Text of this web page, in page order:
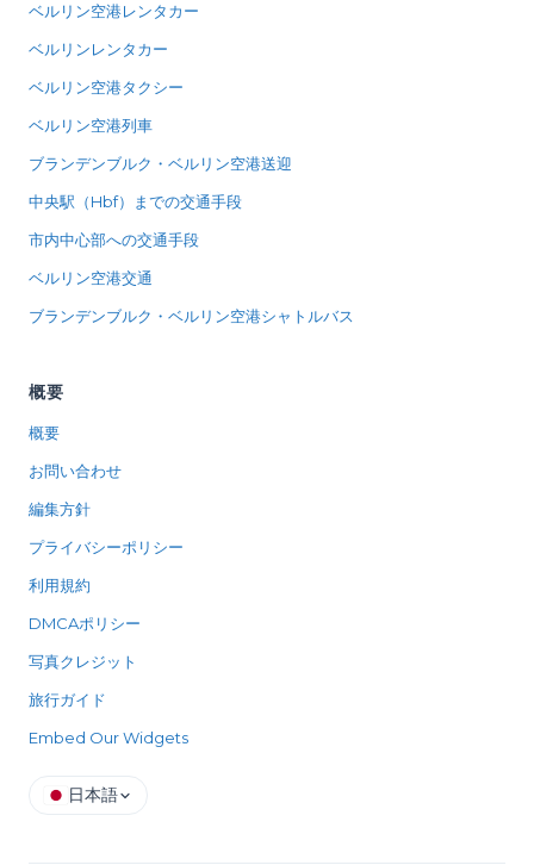
ベルリン空港レンタカー
ベルリンレンタカー
ベルリン空港タクシー
ベルリン空港列車
ブランデンブルク・ベルリン空港送迎
中央駅（Hbf）までの交通手段
市内中心部への交通手段
ベルリン空港交通
ブランデンブルク・ベルリン空港シャトルバス
概要
概要
お問い合わせ
編集方針
プライバシーポリシー
利用規約
DMCAポリシー
写真クレジット
旅行ガイド
Embed Our Widgets
日本語